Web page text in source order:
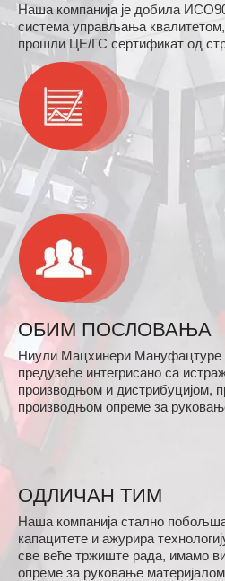
Наша компанија је добила
система управљања
прошли ЦЕ/ГС сертификат од
ОБИМ ПОСЛОВАЊА
Ниули Мацхинери Мануфацтуре
предузеће интегрисано са
производњом и дистрибуцијом,
производњом опреме за
ОДЛИЧАН ТИМ
Наша компанија стално
капацитете и ажурира
све веће тржиште рада, имамо
опреме за руковање